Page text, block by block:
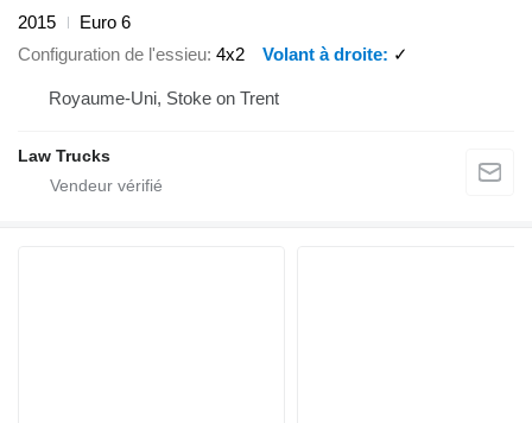
2015
Euro 6
Configuration de l'essieu 4x2 Volant à droite ✓
Royaume-Uni, Stoke on Trent
Law Trucks